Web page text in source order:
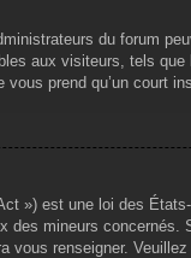
du forum
aux visiteurs, tels
vous prend qu’un court
») est une loi des
des mineurs
vous renseigner.